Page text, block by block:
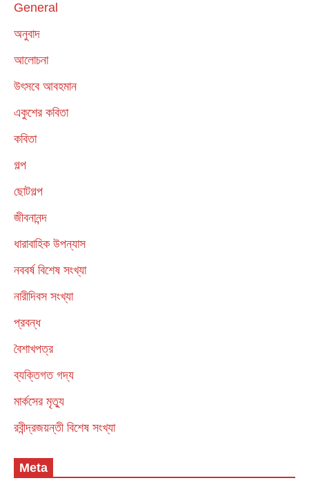
General
অনুবাদ
আলোচনা
উৎসবে আবহমান
একুশের কবিতা
কবিতা
গল্প
ছোটগল্প
জীবনানন্দ
ধারাবাহিক উপন্যাস
নববর্ষ বিশেষ সংখ্যা
নারীদিবস সংখ্যা
প্রবন্ধ
বৈশাখপত্র
ব্যক্তিগত গদ্য
মার্কসের মৃত্যু
রবীন্দ্রজয়ন্তী বিশেষ সংখ্যা
Meta